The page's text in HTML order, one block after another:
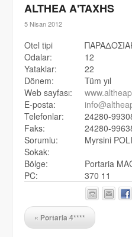
ALTHEA A'TAXHS
5 Nisan 2012
Otel tipi
Odalar:
12
Yataklar:
22
Dönem:
Tüm yıl
Web sayfası:
E-posta:
Telefonlar:
24280-
Faks:
24280-
Sorumlu:
Myrsini
Sokak:
Bölge:
Portaria
PC:
370 11
« Portaria 4****